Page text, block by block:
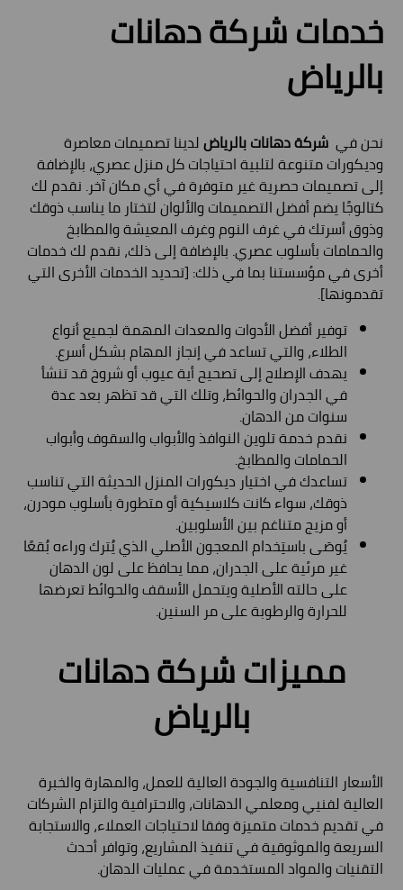
خدمات شركة دهانات
بالرياض
نحن في شركة دهانات بالرياضلدينا تصميمات معاصرة
وديكورات متنوعة لتلبية احتياجات كل منزل عصري، بالإضافة
إلى تصميمات حصرية غير متوفرة في أي مكان آخر. نقدم لك
كتالوجًا يضم أفضل التصميمات والألوان لتختار ما يناسب ذوقك
وذوق أسرتك في غرف النوم وغرف المعيشة والمطابخ
والحمامات بأسلوب عصري. بالإضافة إلى ذلك، نقدم لك خدمات
أخرى في مؤسستنا بما في ذلك: [تحديد الخدمات الأخرى التي
تقدمونها].
توفير أفضل الأدوات والمعدات المهمة لجميع أنواع
الطلاء، والتي تساعد في إنجاز المهام بشكل أسرع.
يهدف الإصلاح إلى تصحيح أية عيوب أو شروخ قد تنشأ
في الجدران والحوائط، وتلك التي قد تظهر بعد عدة
سنوات من الدهان.
نقدم خدمة تلوين النوافذ والأبواب والسقوف وأبواب
الحمامات والمطابخ.
تساعدك في اختيار ديكورات المنزل الحديثة التي تناسب
ذوقك، سواء كانت كلاسيكية أو متطورة بأسلوب مودرن،
أو مزيج متناغم بين الأسلوبين.
يُوصَى باستِخدام المعجون الأصلي الذي يُترك وراءه بُقعًا
غير مرئية على الجدران، مما يحافظ على لون الدهان
على حالته الأصلية ويتحمل الأسقف والحوائط تعرضها
للحرارة والرطوبة على مر السنين.
مميزات شركة دهانات
بالرياض
الأسعار التنافسية والجودة العالية للعمل، والمهارة والخبرة
العالية لفنيي ومعلمي الدهانات، والاحترافية والتزام الشركات
في تقديم خدمات متميزة وفقا لاحتياجات العملاء، والاستجابة
السريعة والموثوقية في تنفيذ المشاريع، وتوافر أحدث
التقنيات والمواد المستخدمة في عمليات الدهان.